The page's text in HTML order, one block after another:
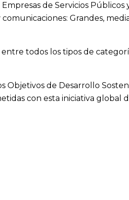
de Servicios Públicos
Grandes,
todos los tipos de
Objetivos de Desarrollo
con esta iniciativa global